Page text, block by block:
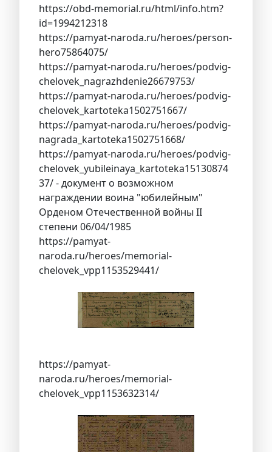
https://obd-memorial.ru/html/info.htm?
id=1994212318
https://pamyat-naroda.ru/heroes/person-
hero75864075/
https://pamyat-naroda.ru/heroes/podvig-
chelovek_nagrazhdenie26679753/
https://pamyat-naroda.ru/heroes/podvig-
chelovek_kartoteka1502751667/
https://pamyat-naroda.ru/heroes/podvig-
nagrada_kartoteka1502751668/
https://pamyat-naroda.ru/heroes/podvig-
chelovek_yubileinaya_kartoteka15130874
37/ - документ о возможном
награждении воина "юбилейным"
Орденом Отечественной войны II
степени 06/04/1985
https://pamyat-
naroda.ru/heroes/memorial-
chelovek_vpp1153529441/
https://pamyat-
naroda.ru/heroes/memorial-
chelovek_vpp1153632314/